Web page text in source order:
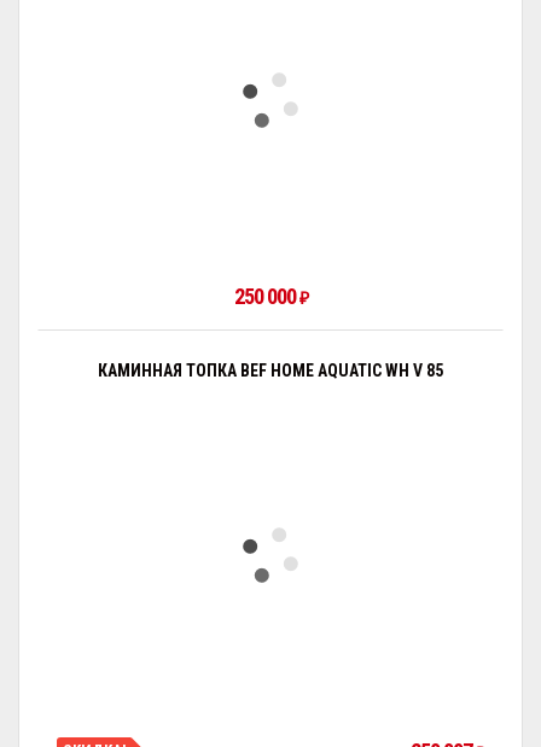
250 000₽
КАМИННАЯ ТОПКА BEF HOME AQUATIC WH V 85